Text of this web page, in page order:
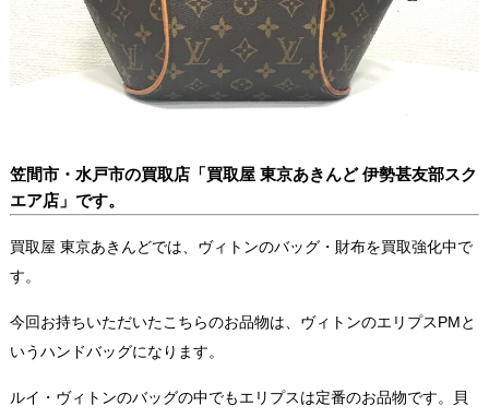
笠間市・水戸市の買取店「買取屋 東京あきんど 伊勢甚友部スク
エア店」です。
買取屋 東京あきんどでは、ヴィトンのバッグ・財布を買取強化中で
す。
今回お持ちいただいたこちらのお品物は、ヴィトンのエリプスPMと
いうハンドバッグになります。
ルイ・ヴィトンのバッグの中でもエリプスは定番のお品物です。貝